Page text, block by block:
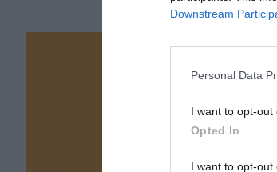
Downstream
Personal Data
I want to opt-out
Opted In
I want to opt-out
Soutenez-